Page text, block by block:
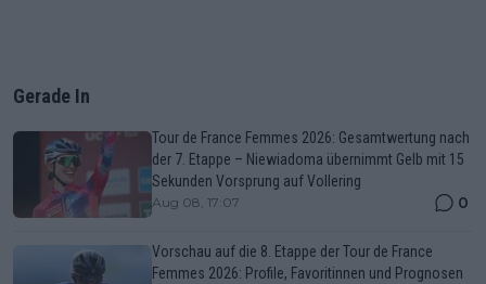
Gerade In
Tour de France Femmes 2026: Gesamtwertung nach
der 7. Etappe – Niewiadoma übernimmt Gelb mit 15
Sekunden Vorsprung auf Vollering
Aug 08, 17:07 0
Vorschau auf die 8. Etappe der Tour de France
Femmes 2026: Profile, Favoritinnen und Prognosen